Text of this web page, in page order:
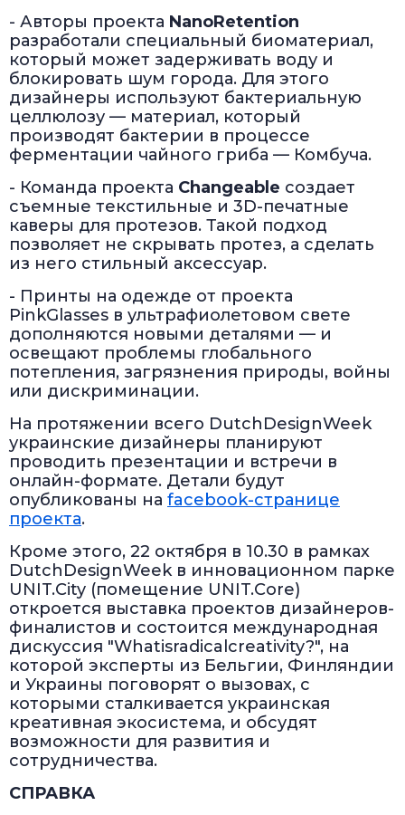
- Авторы проекта NanoRetention
разработали специальный биоматериал,
который может задерживать воду и
блокировать шум города. Для этого
дизайнеры используют бактериальную
целлюлозу — материал, который
производят бактерии в процессе
ферментации чайного гриба — Комбуча.
- Команда проекта Changeable создает
съемные текстильные и 3D-печатные
каверы для протезов. Такой подход
позволяет не скрывать протез, а сделать
из него стильный аксессуар.
- Принты на одежде от проекта
PinkGlasses в ультрафиолетовом свете
дополняются новыми деталями — и
освещают проблемы глобального
потепления, загрязнения природы, войны
или дискриминации.
На протяжении всего DutchDesignWeek
украинские дизайнеры планируют
проводить презентации и встречи в
онлайн-формате. Детали будут
опубликованы на facebook-странице
проекта.
Кроме этого, 22 октября в 10.30 в рамках
DutchDesignWeek в инновационном парке
UNIT.City (помещение UNIT.Core)
откроется выставка проектов дизайнеров-
финалистов и состоится международная
дискуссия "Whatisradicalcreativity?", на
которой эксперты из Бельгии, Финляндии
и Украины поговорят о вызовах, с
которыми сталкивается украинская
креативная экосистема, и обсудят
возможности для развития и
сотрудничества.
СПРАВКА